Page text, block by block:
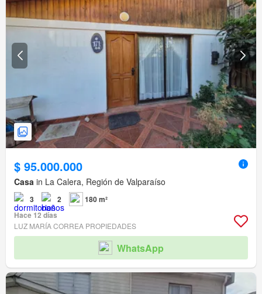
$ 95.000.000
Casa in La Calera, Región de Valparaíso
3 2
180 m²
Hace 12 días
LUZ MARÍA CORREA PROPIEDADES
WhatsApp